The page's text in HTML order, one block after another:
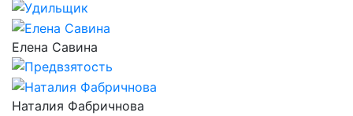
Елена Савина
Наталия Фабричнова